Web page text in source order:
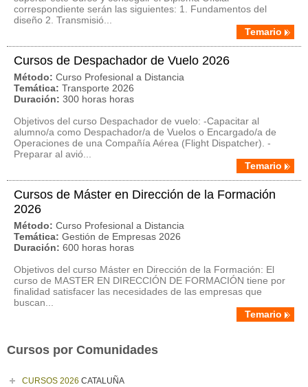
correspondiente serán las siguientes: 1. Fundamentos del
diseño 2. Transmisió...
Temario
Cursos de Despachador de Vuelo 2026
Método: Curso Profesional a Distancia
Temática: Transporte 2026
Duración: 300 horas horas
Objetivos del curso Despachador de vuelo: -Capacitar al
alumno/a como Despachador/a de Vuelos o Encargado/a de
Operaciones de una Compañía Aérea (Flight Dispatcher). -
Preparar al avió...
Temario
Cursos de Máster en Dirección de la Formación
2026
Método: Curso Profesional a Distancia
Temática: Gestión de Empresas 2026
Duración: 600 horas horas
Objetivos del curso Máster en Dirección de la Formación: El
curso de MASTER EN DIRECCIÓN DE FORMACIÓN tiene por
finalidad satisfacer las necesidades de las empresas que
buscan...
Temario
Cursos por Comunidades
CURSOS 2026 CATALUÑA